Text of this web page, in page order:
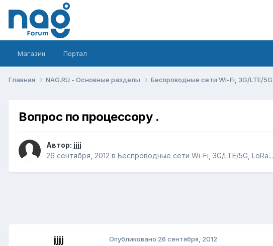
Магазин Портал
Главная NAG.RU - Основные разделы Беспроводные сети Wi-Fi, 3G/LTE/
Вопрос по процессору .
Автор: jjjj
26 сентября, 2012 в Беспроводные сети Wi-Fi, 3G/LTE/5G, LoRa...
jjjj Опубликовано 26 сентября, 2012